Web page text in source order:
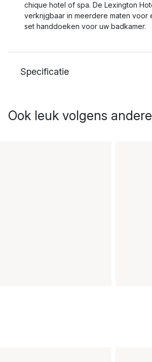
chique hotel of spa. De Lexington
verkrijgbaar in meerdere maten voor
set handdoeken voor uw badkamer.
Specificatie
Ook leuk volgens